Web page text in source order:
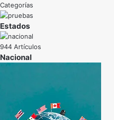
Categorías
Estados
944 Artículos
Nacional